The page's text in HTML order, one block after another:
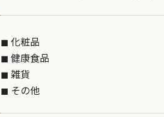
◼︎ 化粧品
◼︎ 健康食品
◼︎ 雑貨
◼︎ その他